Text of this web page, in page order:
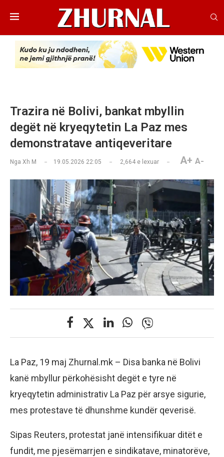
Trazira në Bolivi, bankat mbyllin
degët në kryeqytetin La Paz mes
demonstratave antiqeveritare
Nga Xh M 19.05.2026 22:05 2,664 e lexuar A+ A-
La Paz, 19 maj Zhurnal.mk – Disa banka në Bolivi
kanë mbyllur përkohësisht degët e tyre në
kryeqytetin administrativ La Paz për arsye sigurie,
mes protestave të dhunshme kundër qeverisë.
Sipas Reuters, protestat janë intensifikuar ditët e
fundit, me pjesëmarrjen e sindikatave, minatorëve,